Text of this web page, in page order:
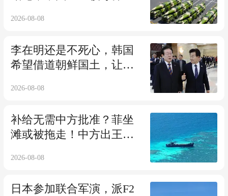
2026-08-08
李在明还是不死心，韩国
希望借道朝鲜国土，让高
2026-08-08
补给无需中方批准？菲坐
滩或被拖走！中方出王
2026-08-08
日本参加联合军演，派F2